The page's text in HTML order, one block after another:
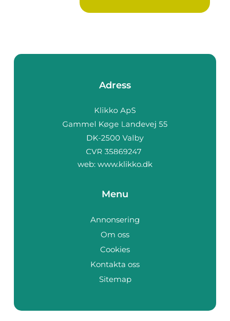
Adress
web: www.klikko.dk
Menu
Annonsering
Om oss
Cookies
Kontakta oss
Sitemap